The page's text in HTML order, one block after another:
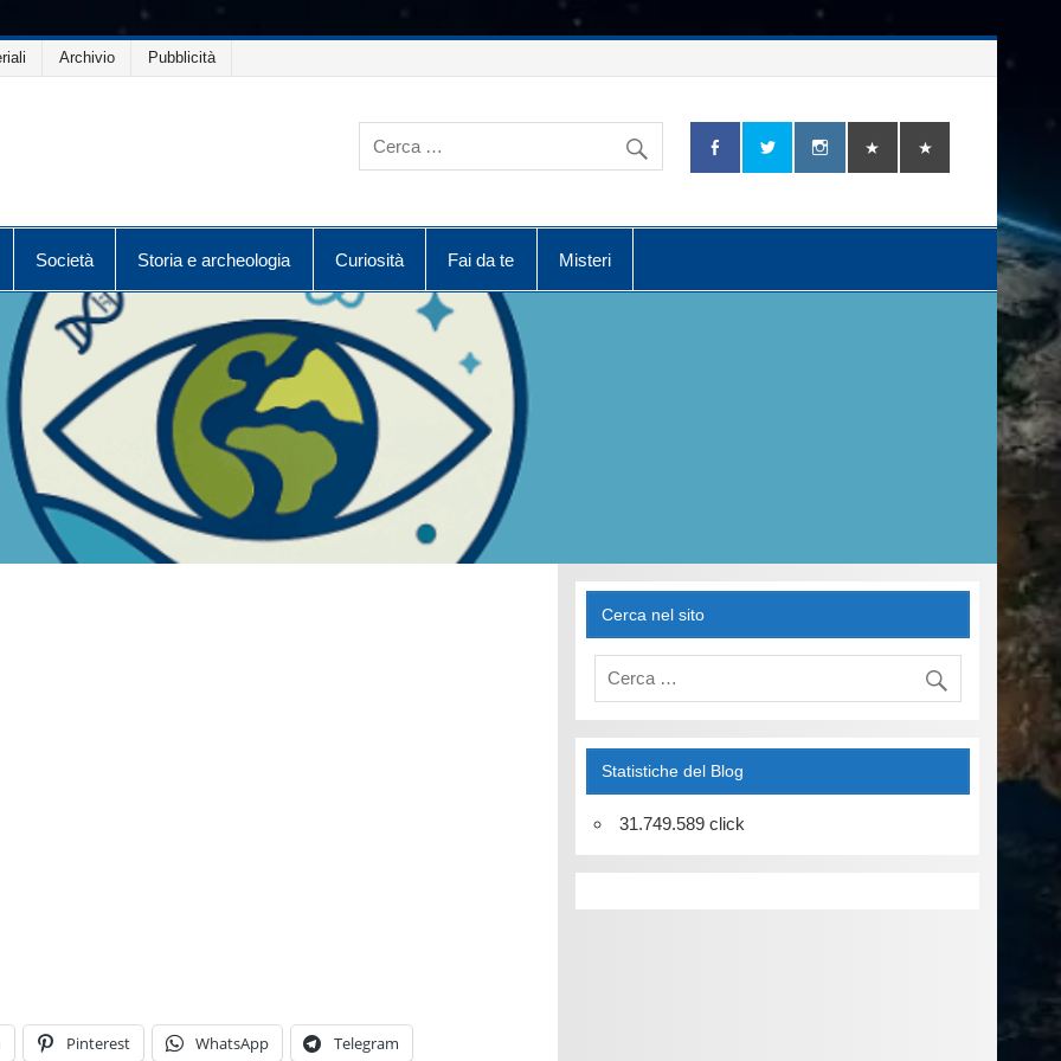
Archivio Pubblicità
Società Storia e archeologia Curiosità Fai da te Misteri
Pinterest WhatsApp Telegram
Cerca nel sito
Statistiche del Blog
31.749.589 click